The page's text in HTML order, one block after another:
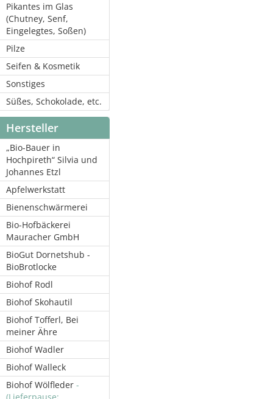
Pikantes im Glas
(Chutney, Senf,
Eingelegtes, Soßen)
Pilze
Seifen & Kosmetik
Sonstiges
Süßes, Schokolade, etc.
Hersteller
„Bio-Bauer in
Hochpireth“ Silvia und
Johannes Etzl
Apfelwerkstatt
Bienenschwärmerei
Bio-Hofbäckerei
Mauracher GmbH
BioGut Dornetshub -
BioBrotlocke
Biohof Rodl
Biohof Skohautil
Biohof Tofferl, Bei
meiner Ähre
Biohof Wadler
Biohof Walleck
Biohof Wölfleder -